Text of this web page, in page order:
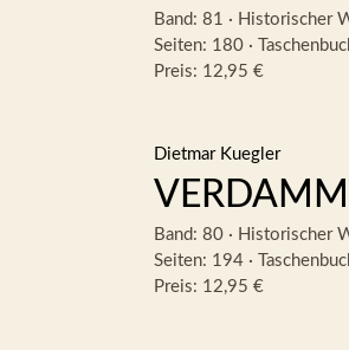
Band: 81 · Historischer
Seiten: 180 ·
Preis: 12,95 €
Dietmar Kuegler
Band: 80 · Historischer
Seiten: 194 ·
Preis: 12,95 €